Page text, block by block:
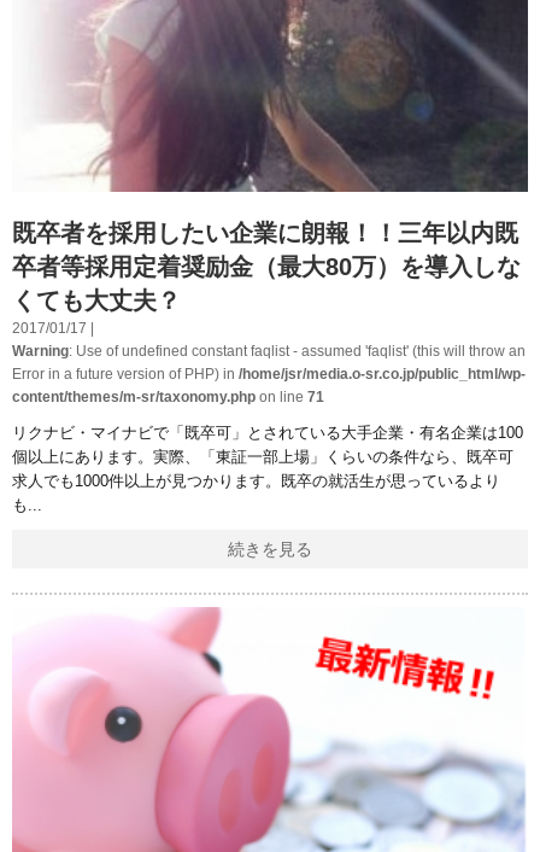
既卒者を採用したい企業に朗報！！三年以内既
卒者等採用定着奨励金（最大80万）を導入しな
くても大丈夫？
2017/01/17 |
Warning: Use of undefined constant faqlist - assumed 'faqlist' (this will throw an
Error in a future version of PHP) in /home/jsr/media.o-sr.co.jp/public_html/wp-
content/themes/m-sr/taxonomy.php on line 71
リクナビ・マイナビで「既卒可」とされている大手企業・有名企業は100
個以上にあります。実際、「東証一部上場」くらいの条件なら、既卒可
求人でも1000件以上が見つかります。既卒の就活生が思っているより
も
続きを見る